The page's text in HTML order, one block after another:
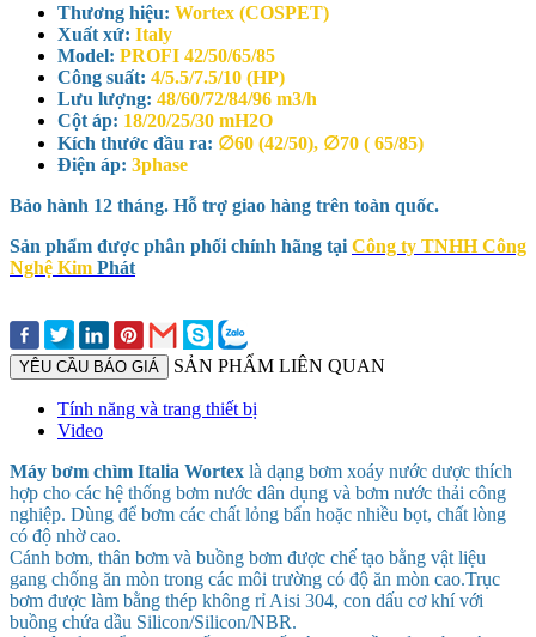
Thương hiệu: Wortex (COSPET)
Xuất xứ: Italy
Model: PROFI 42/50/65/85
Công suất: 4/5.5/7.5/10 (HP)
Lưu lượng: 48/60/72/84/96 m3/h
Cột áp: 18/20/25/30 mH2O
Kích thước đầu ra: ∅60 (42/50), ∅70 ( 65/85)
Điện áp: 3phase
Bảo hành 12 tháng. Hỗ trợ giao hàng trên toàn quốc.
Sản phẩm được phân phối chính hãng tại Công ty TNHH Công
Nghệ Kim Phát
YÊU CẦU BÁO GIÁ SẢN PHẨM LIÊN QUAN
Tính năng và trang thiết bị
Video
Máy bơm chìm Italia Wortex là dạng bơm xoáy nước dược thích
hợp cho các hệ thống bơm nước dân dụng và bơm nước thải công
nghiệp. Dùng để bơm các chất lỏng bẩn hoặc nhiều bọt, chất lòng
có độ nhờ cao.
Cánh bơm, thân bơm và buồng bơm được chế tạo bằng vật liệu
gang chống ăn mòn trong các môi trường có độ ăn mòn cao.Trục
bơm được làm bằng thép không rỉ Aisi 304, con dấu cơ khí với
buồng chứa dầu Silicon/Silicon/NBR.